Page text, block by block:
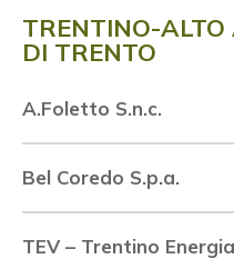
TRENTINO-
DI TRENTO
A.Foletto S.n.c.
Bel Coredo S.p.a.
TEV – TrentinoISCRIVITI